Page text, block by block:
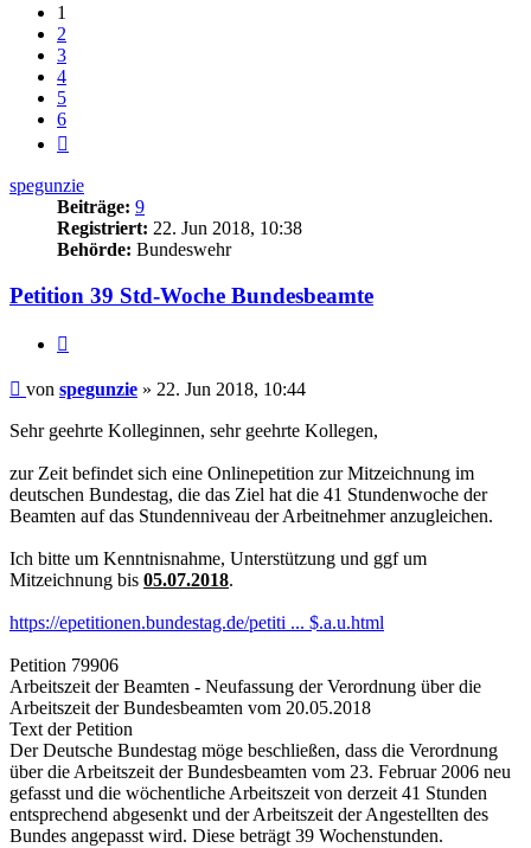
1
2
3
4
5
6
spegunzie
Beiträge: 9
Registriert: 22. Jun 2018, 10:38
Behörde: Bundeswehr
Petition 39 Std-Woche Bundesbeamte
Beitrag
von spegunzie » 22. Jun 2018, 10:44
Sehr geehrte Kolleginnen, sehr geehrte Kollegen,
zur Zeit befindet sich eine Onlinepetition zur Mitzeichnung im
deutschen Bundestag, die das Ziel hat die 41 Stundenwoche der
Beamten auf das Stundenniveau der Arbeitnehmer anzugleichen.
Ich bitte um Kenntnisnahme, Unterstützung und ggf um
Mitzeichnung bis 05.07.2018.
https://epetitionen.bundestag.de/petiti ... $.a.u.html
Petition 79906
Arbeitszeit der Beamten - Neufassung der Verordnung über die
Arbeitszeit der Bundesbeamten vom 20.05.2018
Text der Petition
Der Deutsche Bundestag möge beschließen, dass die Verordnung
über die Arbeitszeit der Bundesbeamten vom 23. Februar 2006 neu
gefasst und die wöchentliche Arbeitszeit von derzeit 41 Stunden
entsprechend abgesenkt und der Arbeitszeit der Angestellten des
Bundes angepasst wird. Diese beträgt 39 Wochenstunden.